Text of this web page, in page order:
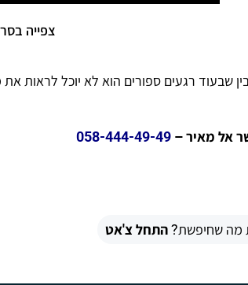
צפייה
שבעוד רגעים ספורים הוא לא יוכל לראות
אל מאיר – 058-444-49-49
מה שחיפשת?התחל צ'אט